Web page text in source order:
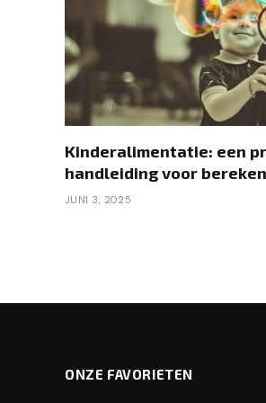
Kinderalimentatie: een
handleiding voor
JUNI 3, 2025
ONZE FAVORIETEN